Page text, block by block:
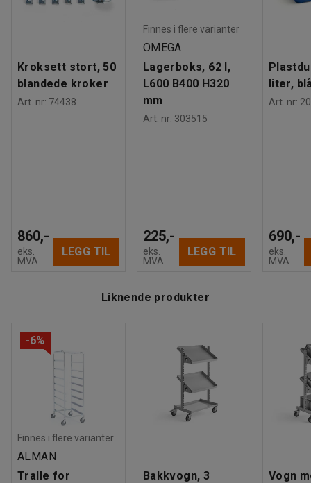
Alle beholdere tåler transportbåndhåndtering da de har glatt
bunn og innside og håndtakshull på kortsidene.
Matbeholderne er også stablebare og tilpasset EUR-paller.
Anbefalt antall personer til håndtering
Beregnet håndteringstid/person: 20 Min
Kroksett stort, 50
blandede kroker
Art. nr: 74438
860,-
eks.
MVA
LEGG TIL
Finnes i flere varianter
OMEGA
Lagerboks, 62 l,
L600 B400 H320
mm
Art. nr: 303515
225,-
eks.
MVA
LEGG TIL
liter,
Art. nr:
690,-
eks.
MVA
Liknende produkter
-6%
Finnes i flere varianter
ALMAN
Tralle for
Bakkvogn, 3
Vogn